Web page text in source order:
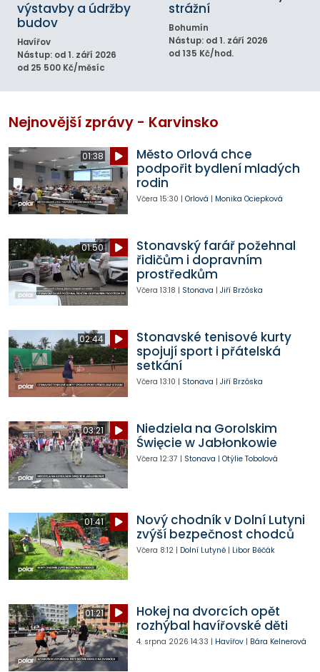
výstavby a údržby
budov
Havířov
Nástup: od 1. září 2026
od 25 500 Kč/měsíc
strážní
Bohumín
Nástup: od 1. září 2026
od 135 Kč/hod.
Nejnovější zprávy - Karvinsko
01:38
Město Orlová chce
podpořit bydlení mladých
rodin
Včera 15:30 | Orlová | Monika Ociepková
01:50
Stonavský farář požehnal
řidičům i dopravním
prostředkům
Včera 13:18 | Stonava | Jiří Brzóska
02:44
Stonavské tenisové kurty
spojují sport i přátelská
setkání
Včera 13:10 | Stonava | Jiří Brzóska
03:21
Niedziela na Gorolskim
Święcie w Jabłonkowie
Včera 12:37 | Stonava | Otýlie Tobolová
01:41
Nový chodník v Dolní Lutyni
zvýší bezpečnost chodců
Včera 8:12| Dolní Lutyně| Libor Běčák
01:21
Hokej na dvorcích opět
rozhýbal havířovské děti
4. srpna 2026 14:33 | Havířov| Bára Kelnerová